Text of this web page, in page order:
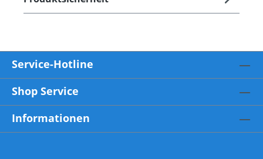
Service-Hotline
Shop Service
Informationen